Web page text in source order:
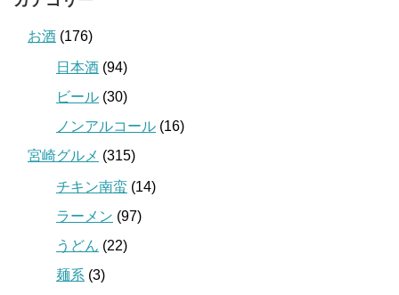
お酒 (176)
日本酒 (94)
ビール (30)
ノンアルコール (16)
宮崎グルメ (315)
チキン南蛮 (14)
ラーメン (97)
うどん (22)
麺系 (3)